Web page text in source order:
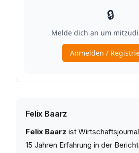
Felix Baarz
Felix Baarz ist
15 Jahren Erfahrung in der